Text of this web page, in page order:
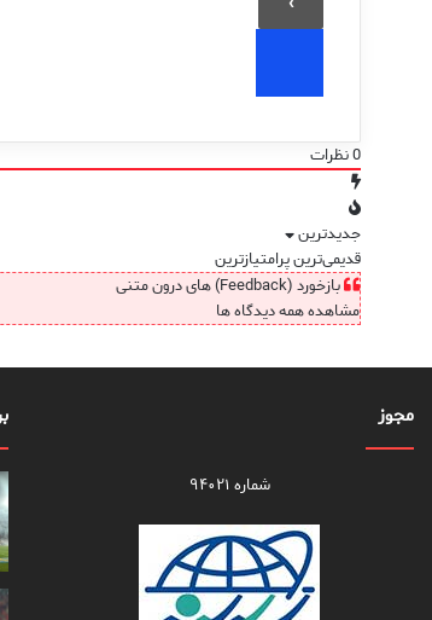
0نظرات
جدیدترین
قدیمی‌ترینپرامتیازترین
بازخورد (Feedback) های درون متنی
مشاهده همه دیدگاه ها
مجوز
شماره ۹۴۰۲۱